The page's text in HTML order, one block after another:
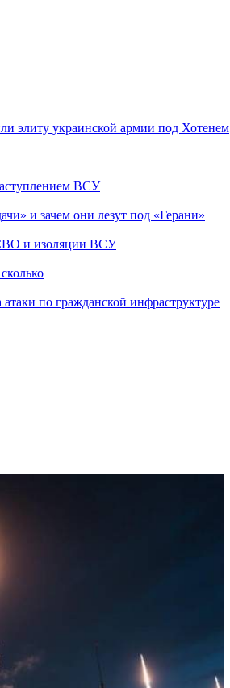
элиту украинской армии под Хотенем
ВСУ
и зачем они лезут под «Герани»
СВО и изоляции ВСУ
по гражданской инфраструктуре